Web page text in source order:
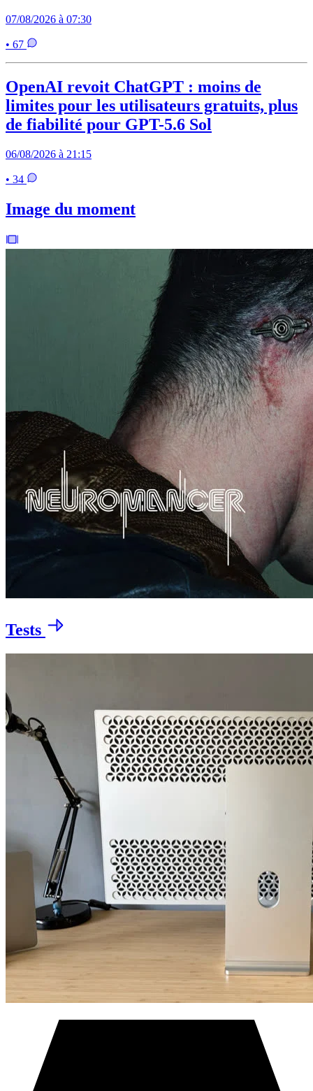
07/08/2026 à 07:30
• 67
OpenAI revoit ChatGPT : moins de
limites pour les utilisateurs gratuits, plus
de fiabilité pour GPT-5.6 Sol
06/08/2026 à 21:15
• 34
Image du moment
Tests